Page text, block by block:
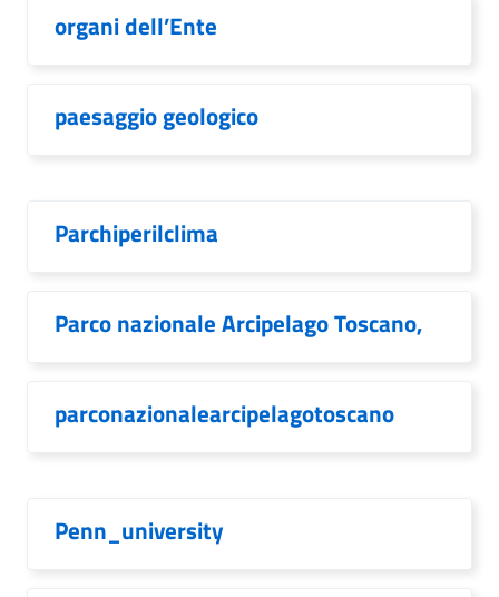
organi dell’Ente
paesaggio geologico
Parchiperilclima
Parco nazionale Arcipelago Toscano,
parconazionalearcipelagotoscano
Penn_university